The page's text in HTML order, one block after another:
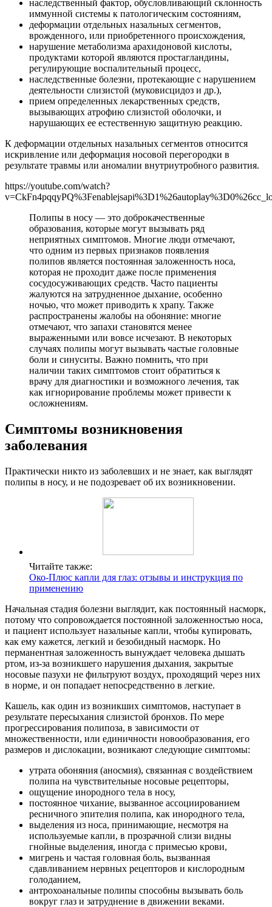
наследственный фактор, обусловливающий склонность
иммунной системы к патологическим состояниям,
деформации отдельных назальных сегментов,
врожденного, или приобретенного происхождения,
нарушение метаболизма арахидоновой кислоты,
продуктами которой являются простагландины,
регулирующие воспалительный процесс,
наследственные болезни, протекающие с нарушением
деятельности слизистой (муковисцидоз и др.),
прием определенных лекарственных средств,
вызывающих атрофию слизистой оболочки, и
нарушающих ее естественную защитную реакцию.
К деформации отдельных назальных сегментов относится
искривление или деформация носовой перегородки в
результате травмы или аномалии внутриутробного развития.
https://youtube.com/watch?
Полипы в носу — это доброкачественные
образования, которые могут вызывать ряд
неприятных симптомов. Многие люди отмечают,
что одним из первых признаков появления
полипов является постоянная заложенность носа,
которая не проходит даже после применения
сосудосуживающих средств. Часто пациенты
жалуются на затрудненное дыхание, особенно
ночью, что может приводить к храпу. Также
распространены жалобы на обоняние: многие
отмечают, что запахи становятся менее
выраженными или вовсе исчезают. В некоторых
случаях полипы могут вызывать частые головные
боли и синуситы. Важно помнить, что при
наличии таких симптомов стоит обратиться к
врачу для диагностики и возможного лечения, так
как игнорирование проблемы может привести к
осложнениям.
Симптомы возникновения
заболевания
Практически никто из заболевших и не знает, как выглядят
полипы в носу, и не подозревает об их возникновении.
Читайте также:
Око-Плюс капли для глаз: отзывы и инструкция по
применению
Начальная стадия болезни выглядит, как постоянный насморк,
потому что сопровождается постоянной заложенностью носа,
и пациент использует назальные капли, чтобы купировать,
как ему кажется, легкий и безобидный насморк. Но
перманентная заложенность вынуждает человека дышать
ртом, из-за возникшего нарушения дыхания, закрытые
носовые пазухи не фильтруют воздух, проходящий через них
в норме, и он попадает непосредственно в легкие.
Кашель, как один из возникших симптомов, наступает в
результате пересыхания слизистой бронхов. По мере
прогрессирования полипоза, в зависимости от
множественности, или единичности новообразования, его
размеров и дислокации, возникают следующие симптомы:
утрата обоняния (аносмия), связанная с воздействием
полипа на чувствительные носовые рецепторы,
ощущение инородного тела в носу,
постоянное чихание, вызванное ассоциированием
ресничного эпителия полипа, как инородного тела,
выделения из носа, принимающие, несмотря на
используемые капли, в прозрачной слизи видны
гнойные выделения, иногда с примесью крови,
мигрень и частая головная боль, вызванная
сдавливанием нервных рецепторов и кислородным
голоданием,
антрохоанальные полипы способны вызывать боль
вокруг глаз и затруднение в движении веками.